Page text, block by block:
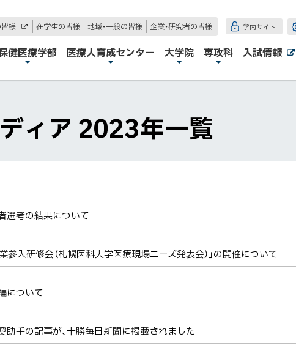
様
サ
イ
ト
在学生の皆様 地域・一般の皆様 企業・研究者の皆様 学内サイト
健医療学部 医療人育成センター 大学院 専攻科 入試情報
ィア 2023年一覧
選考の結果について
参入研修会（札幌医科大学医療現場ニーズ発表会）」の開催について
について
手の記事が、十勝毎日新聞に掲載されました